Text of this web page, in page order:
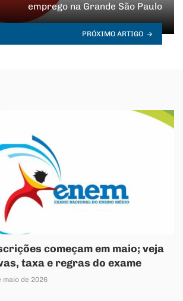
emprego na Grande São Paulo
PRÓXIMO ARTIGO
começam em maio; veja
taxa e regras do exame
maio de 2026